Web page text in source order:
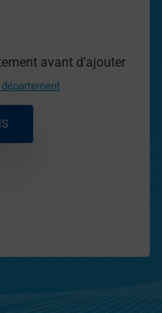
avant d'ajouter
département
,